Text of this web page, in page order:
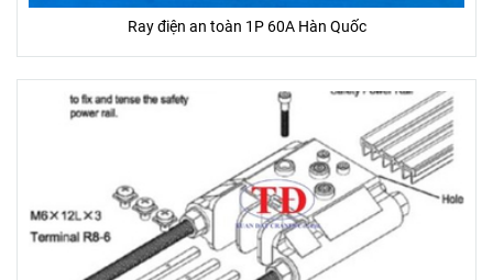
Ray điện an toàn 1P 60A Hàn Quốc